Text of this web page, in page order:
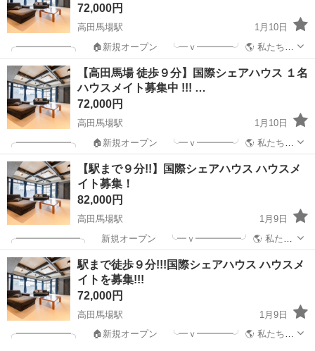
72,000円
高田馬場駅
1月10日
╭━━━━━━╮ 🏠新規オープン ╰━ｖ━━━━╯ 🌎 私たちの
ミッション!! カモンアップ国際シェアハウスはあなたの 【新しい挑
戦】と【成長】を生活を通して応援します！! ご質問は、 「公式LINE
ま...
東京 新宿区 高田馬場駅 シェアハウス
【高田馬場 徒歩９分】国際シェアハウス １名
ハウスメイト募集中 !!! …
72,000円
高田馬場駅
1月10日
╭━━━━━━╮ 🏠新規オープン ╰━ｖ━━━━╯ 🌎 私たちの
ミッション! カモンアップ国際シェアハウスはあなたの 【新し
い挑戦】と【成長】を生活を通して応援します！! ご質問は、 「公式
L...
東京 新宿区 高田馬場駅 シェアハウス
【駅まで９分!!】国際シェアハウス ハウスメ
イト募集！
82,000円
高田馬場駅
1月9日
╭━━━━━━━╮ 新規オープン ╰━ｖ━━━━━╯ 🌎 私たち
のミッション ！ カモンアップ国際シェアハウスはあなたの 【新しい
挑戦】と【成長】を生活を通して応援します！ ご質問は、 「公式
LINEまで!...
東京 新宿区 高田馬場駅 シェアハウス 徒歩
駅まで徒歩９分!!!国際シェアハウス ハウスメ
イトを募集!!!
72,000円
高田馬場駅
1月9日
╭━━━━━━╮ 🏠新規オープン ╰━ｖ━━━━╯ 🌎 私たちの